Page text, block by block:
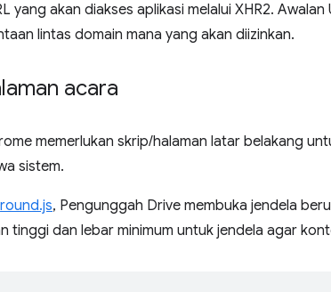
yang akan diakses aplikasi melalui XHR2.
lintas domain mana yang akan diizinkan.
acara
memerlukan skrip/halaman latar belakang
sistem.
, Pengunggah Drive membuka jendela
tinggi dan lebar minimum untuk jendela agar